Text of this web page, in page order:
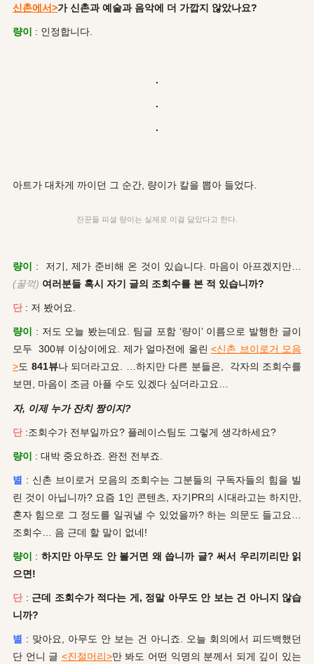
신촌에서>가 신촌과 예술과 음악에 더 가깝지 않았나요?
량이 : 인정합니다.
.
.
.
아트가 대차게 까이던 그 순간, 량이가 칼을 뽑아 들었다.
잔꾼들 피셜 량이는 실제로 이걸 닮았다고 한다.
량이 : 저기, 제가 준비해 온 것이 있습니다. 마음이 아프겠지만…
(꿀꺽) 여러분들 혹시 자기 글의 조회수를 본 적 있습니까?
단: 저 봤어요.
량이
: 저도 오늘 봤는데요. 팀글 포함 ‘량이’ 이름으로 발행한 글이
모두 300뷰 이상이에요. 제가 얼마전에 올린<신촌 브이로거 모음
>도 841뷰나 되더라고요. …하지만 다른 분들은, 각자의 조회수를
보면, 마음이 조금 아플 수도 있겠다 싶더라고요…
자, 이제 누가 잔치 짱이지?
단:조회수가 전부일까요? 플레이스팀도 그렇게 생각하세요?
량이 : 대박 중요하죠. 완전 전부죠.
별 : 신촌 브이로거 모음의 조회수는 그분들의 구독자들의 힘을 빌
린 것이 아닙니까? 요즘 1인 콘텐츠, 자기PR의 시대라고는 하지만,
혼자 힘으로 그 정도를 일궈낼 수 있었을까? 하는 의문도 들고요…
조회수… 음 근데 할 말이 없네!
량이 : 하지만 아무도 안 볼거면 왜 씁니까 글? 써서 우리끼리만 읽
으면!
단: 근데 조회수가 적다는 게, 정말 아무도 안 보는 건 아니지 않습
니까?
별 : 맞아요, 아무도 안 보는 건 아니죠. 오늘 회의에서 피드백했던
단 언니 글 <진절머리>만 봐도 어떤 익명의 분께서 되게 깊이 있는